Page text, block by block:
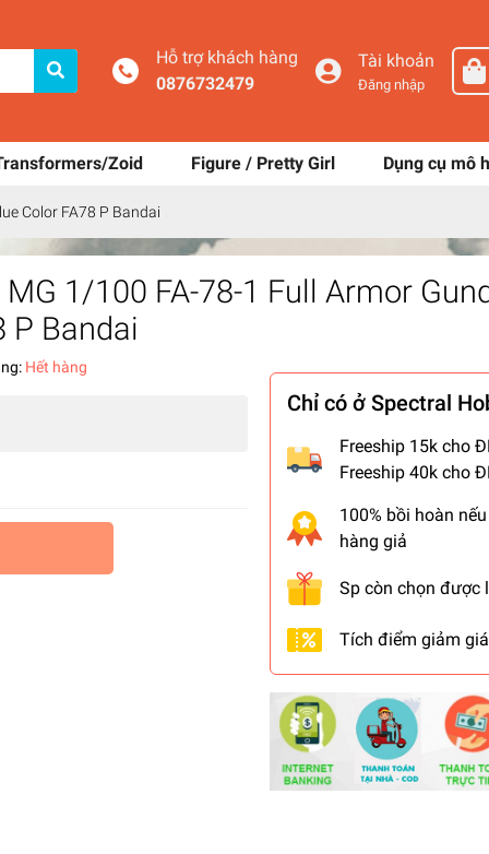
Hỗ trợ khách hàng
0876732479
Tài khoản
Đăng nhập
Zoid Figure / Pretty Girl Dụng cụ mô
Color FA78 P Bandai
1/100 FA-78-1 Full Armor
P Bandai
Hết hàng
Chỉ có ở Spectral
Freeship 15k cho
Freeship 40k cho
100% bồi hoàn
hàng giả
Sp còn chọn được
Tích điểm giảm giá